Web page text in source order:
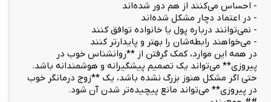
- احساس می‌کنند از هم دور شده‌اند
- در اعتماد دچار مشکل شده‌اند
- نمی‌توانند درباره پول یا خانواده توافق کنند
- می‌خواهند رابطه‌شان را بهتر و پایدارتر کنند
در همه این موارد، کمک گرفتن از **روانشناس خوب در
پیروزی** می‌تواند یک تصمیم پیشگیرانه و هوشمندانه باشد.
حتی اگر مشکل هنوز بزرگ نشده باشد، یک **زوج درمانگر خوب
در پیروزی** می‌تواند مانع پیچیده‌تر شدن آن شود.